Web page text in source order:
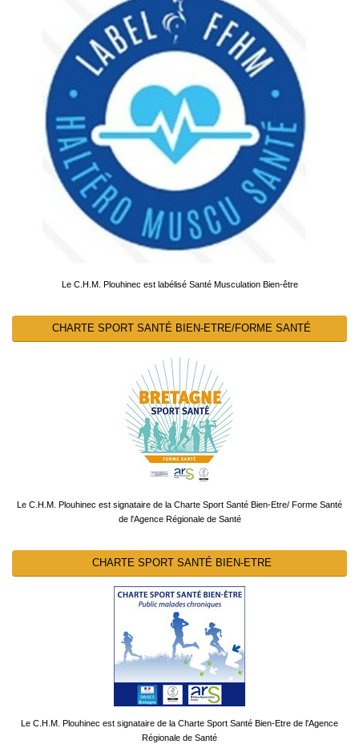
Le C.H.M. Plouhinec est labélisé Santé Musculation Bien-être
CHARTE SPORT SANTÉ BIEN-ETRE/FORME SANTÉ
Le C.H.M. Plouhinec est signataire de la Charte Sport Santé Bien-Etre/ Forme Santé
de l'Agence Régionale de Santé
CHARTE SPORT SANTÉ BIEN-ETRE
Le C.H.M. Plouhinec est signataire de la Charte Sport Santé Bien-Etre de l'Agence
Régionale de Santé